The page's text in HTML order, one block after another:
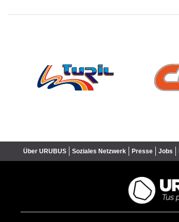
Über URUBUS Soziales Netzwerk Presse Jobs